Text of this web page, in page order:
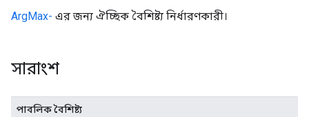
ArgMax- এর জন্য ঐচ্ছিক বৈশিষ্ট্য নির্ধারণকারী।
সারাংশ
পাবলিক বৈশিষ্ট্য